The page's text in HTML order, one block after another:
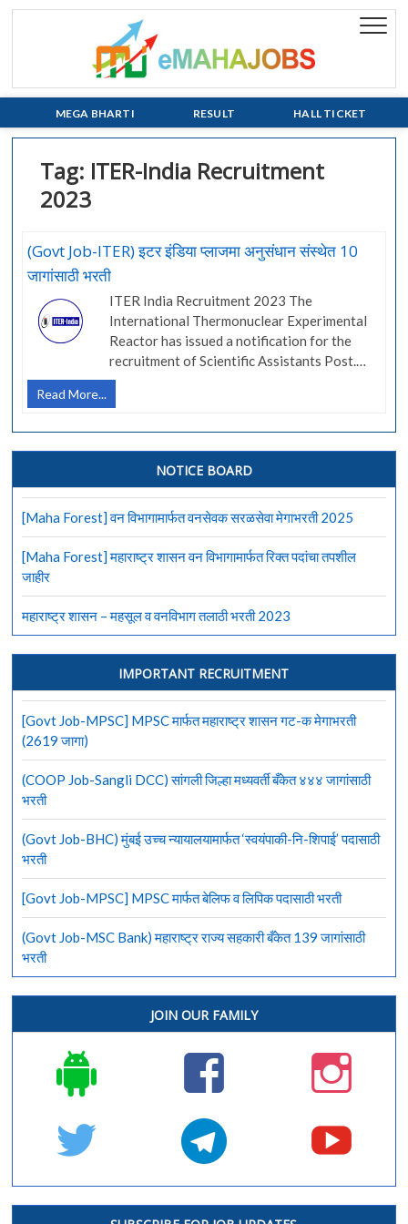
Skip
MEGA BHARTI RESULT HALL TICKET
Tag: ITER-India Recruitment
2023
(Govt Job-ITER) इटर इंडिया प्लाजमा अनुसंधान संस्थेत 10
जागांसाठी भरती
ITER India Recruitment 2023 The
International Thermonuclear Experimental
Reactor has issued a notification for the
recruitment of Scientific Assistants Post.…
Read More...
Job-
ITER)
इटर
प्लाजमा
अनुसंधान
संस्थेत
जागांसाठी
NOTICE BOARD
[Maha Forest] वन विभागामार्फत वनसेवक सरळसेवा मेगाभरती 2025
[Maha Forest] महाराष्ट्र शासन वन विभागामार्फत रिक्त पदांचा तपशील
जाहीर
महाराष्ट्र शासन – महसूल व वनविभाग तलाठी भरती 2023
IMPORTANT RECRUITMENT
[Govt Job-MPSC] MPSC मार्फत महाराष्ट्र शासन गट-क मेगाभरती
(2619 जागा)
(COOP Job-Sangli DCC) सांगली जिल्हा मध्यवर्ती बँकेत ४४४ जागांसाठी
भरती
(Govt Job-BHC) मुंबई उच्च न्यायालयामार्फत ‘स्वयंपाकी-नि-शिपाई’ पदासाठी
भरती
[Govt Job-MPSC] MPSC मार्फत बेलिफ व लिपिक पदासाठी भरती
(Govt Job-MSC Bank) महाराष्ट्र राज्य सहकारी बँकेत 139 जागांसाठी
भरती
JOIN OUR FAMILY